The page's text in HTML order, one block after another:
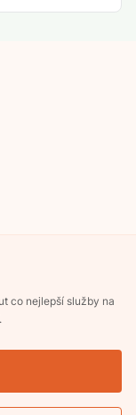
co nejlepší služby na